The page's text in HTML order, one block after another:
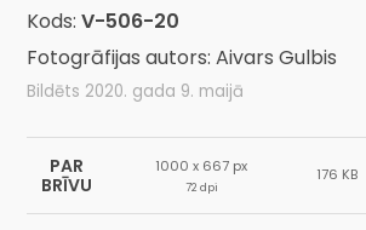
Kods:V-506-20
Fotogrāfijas autors: Aivars Gulbis
Bildēts 2020. gada 9. maijā
PAR
BRĪVU
1000 x 667 px
72 dpi
176 KB